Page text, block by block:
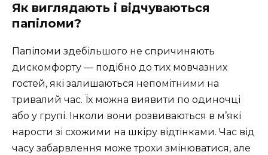
Як виглядають і відчуваються
папіломи?
Папіломи здебільшого не спричиняють
дискомфорту — подібно до тих мовчазних
гостей, які залишаються непомітними на
тривалий час. Їх можна виявити по одиночці
або у групі. Інколи вони розвиваються в м’які
нарости зі схожими на шкіру відтінками. Час від
часу забарвлення може трохи змінюватися, але